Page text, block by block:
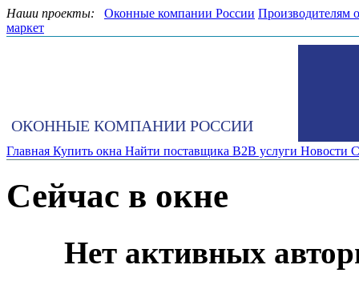
Наши проекты: Оконные компании России Производителям
маркет
ОКОННЫЕ КОМПАНИИ РОССИИ
Главная Купить окна Найти поставщика B2B услуги Новости
Сейчас в окне
Нет активных